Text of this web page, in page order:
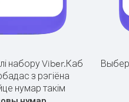
набору Viber.Каб
з рэгіёна
нумар такім